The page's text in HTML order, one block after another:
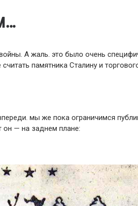
А жаль. это было очень
памятника Сталину и
мы же пока ограничимся
он — на заднем плане: